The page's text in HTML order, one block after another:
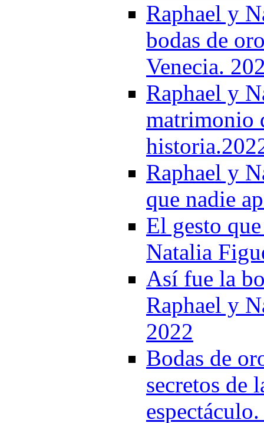
Raphael y
bodas de
Venecia.
Raphael y
matrimonio
Raphael y
que nadie
El gesto
Natalia
Así fue la
Raphael y
2022
Bodas de
secretos de